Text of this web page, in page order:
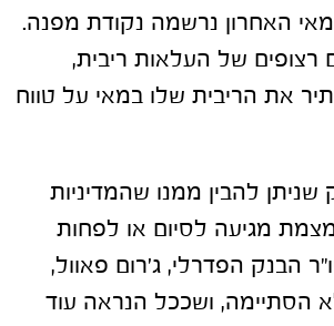
האחרון נרשמה נקודת מפנה.
חודשים רצופים של העלאות ריבית,
את הריבית שלו במאי על טווח
להבין ממנו שהמדיניות
מגיעה לסיום או לפחות
הבנק הפדרלי, ג'רום פאוול,
הסתיימה, ושככל הנראה עוד